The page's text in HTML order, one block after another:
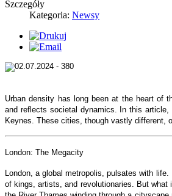
Szczegóły
Kategoria: Newsy
Urban density has long been at the heart of
and reflects societal dynamics. In this
Keynes. These cities, though vastly different,
London: The Megacity
London, a global metropolis, pulsates with
of kings, artists, and revolutionaries. But